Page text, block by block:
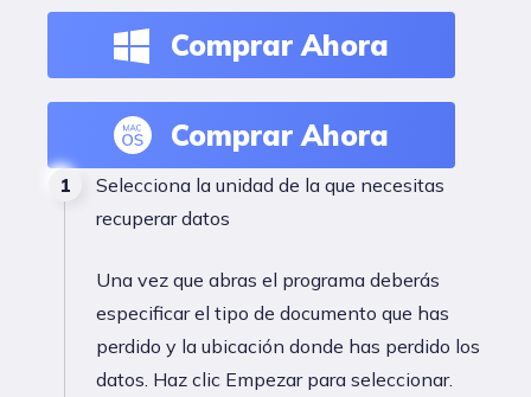
Comprar Ahora
Comprar Ahora
Selecciona la unidad de la que necesitas
recuperar datos
Una vez que abras el programa deberás
especificar el tipo de documento que has
perdido y la ubicación donde has perdido los
datos. Haz clic Empezar para seleccionar.